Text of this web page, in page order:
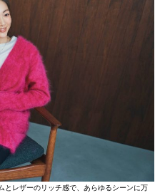
とレザーのリッチ感で、あらゆるシーンに万